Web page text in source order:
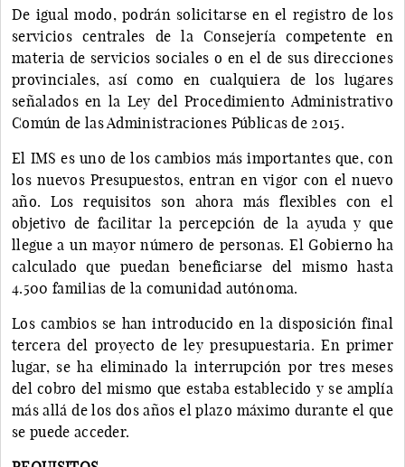
De igual modo, podrán solicitarse en el registro de los
servicios centrales de la Consejería competente en
materia de servicios sociales o en el de sus direcciones
provinciales, así como en cualquiera de los lugares
señalados en la Ley del Procedimiento Administrativo
Común de las Administraciones Públicas de 2015.
El IMS es uno de los cambios más importantes que, con
los nuevos Presupuestos, entran en vigor con el nuevo
año. Los requisitos son ahora más flexibles con el
objetivo de facilitar la percepción de la ayuda y que
llegue a un mayor número de personas. El Gobierno ha
calculado que puedan beneficiarse del mismo hasta
4.500 familias de la comunidad autónoma.
Los cambios se han introducido en la disposición final
tercera del proyecto de ley presupuestaria. En primer
lugar, se ha eliminado la interrupción por tres meses
del cobro del mismo que estaba establecido y se amplía
más allá de los dos años el plazo máximo durante el que
se puede acceder.